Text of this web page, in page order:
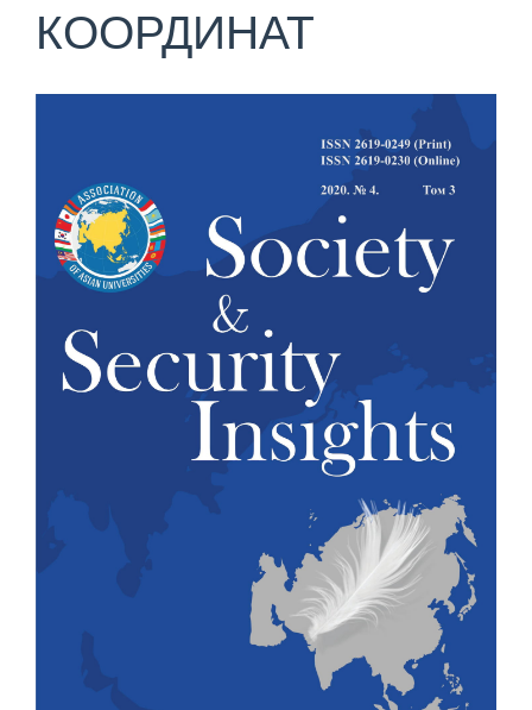
КООРДИНАТ
панели